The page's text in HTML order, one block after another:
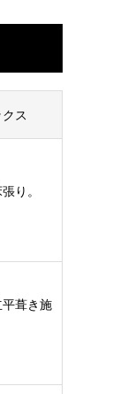
クス
り。
葺き施